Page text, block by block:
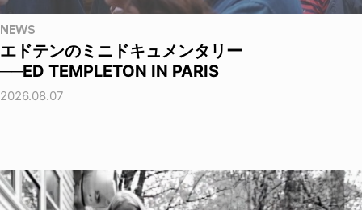
NEWS
エドテンのミニドキュメンタリー
──ED TEMPLETON IN PARIS
2026.08.07